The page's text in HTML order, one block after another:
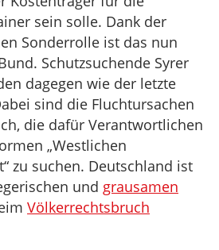
sein solle. Dank der
Sonderrolle ist das nun
Schutzsuchende Syrer
dagegen wie der letzte
sind die Fluchtursachen
die dafür Verantwortlichen
„Westlichen
zu suchen. Deutschland ist
und grausamen
Völkerrechtsbruch